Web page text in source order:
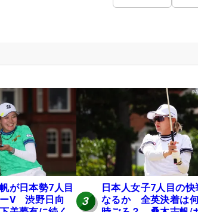
が日本勢7人目
ーV 渋野日向
3
日本人女子7人目の快
なるか 全英決着は